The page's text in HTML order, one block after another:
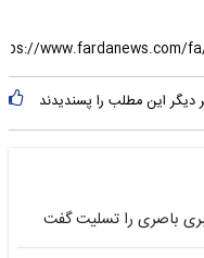
دیگر این مطلب را پسندیدند
باصری را تسلیت گفت